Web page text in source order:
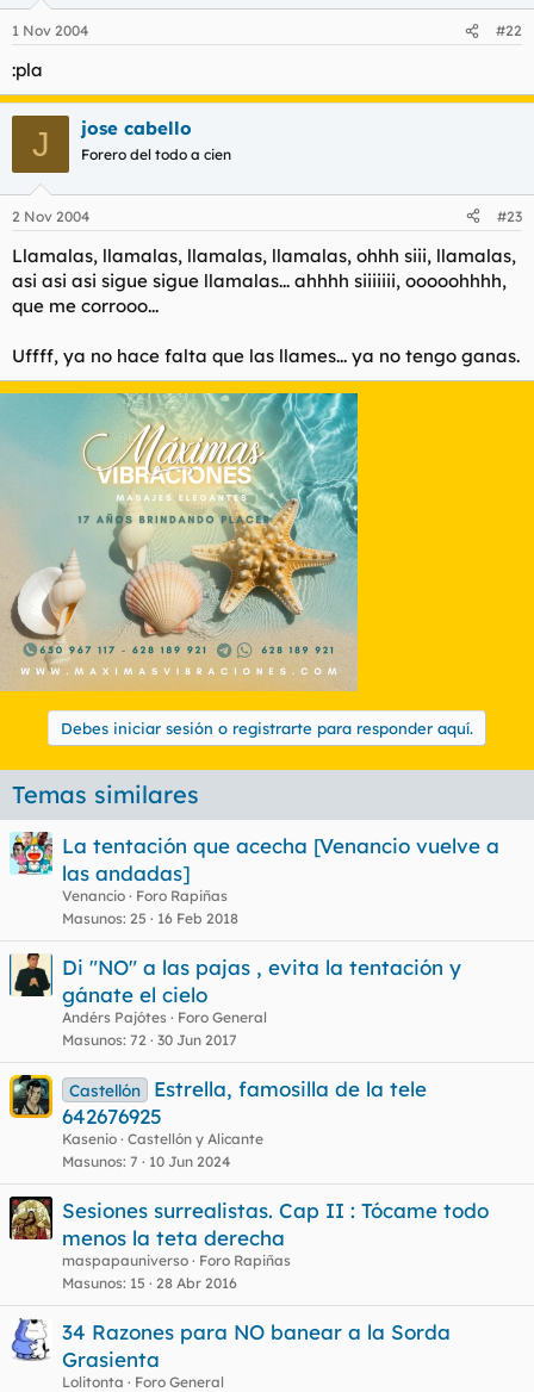
1 Nov 2004 #22
:pla
J jose cabello
Forero del todo a cien
2 Nov 2004 #23
Llamalas, llamalas, llamalas, llamalas, ohhh siii, llamalas,
asi asi asi sigue sigue llamalas... ahhhh siiiiiii, ooooohhhh,
que me corrooo...
Uffff, ya no hace falta que las llames... ya no tengo ganas.
Debes iniciar sesión o registrarte para responder aquí.
Temas similares
La tentación que acecha [Venancio vuelve a
las andadas]
Venancio
Foro Rapiñas
Masunos 25 16 Feb 2018
Di "NO" a las pajas , evita la tentación y
gánate el cielo
Andérs Pajótes
Foro General
Masunos 72 30 Jun 2017
Castellón
Estrella, famosilla de la tele
642676925
Kasenio Castellón y Alicante
Masunos 7 10 Jun 2024
Sesiones surrealistas. Cap II : Tócame todo
menos la teta derecha
maspapauniverso
Foro Rapiñas
Masunos 15 28 Abr 2016
34 Razones para NO banear a la Sorda
Grasienta
Lolitonta
Foro General